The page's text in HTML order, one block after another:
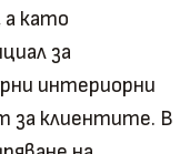
като
за
интериорни
за клиентите. В